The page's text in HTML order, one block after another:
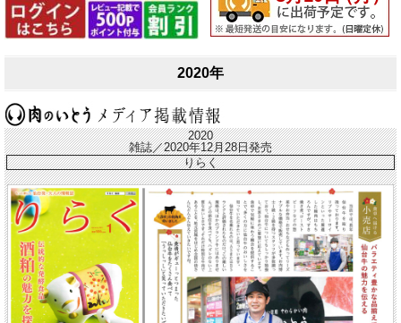
2020年
2020
雑誌／2020年12月28日発売
りらく